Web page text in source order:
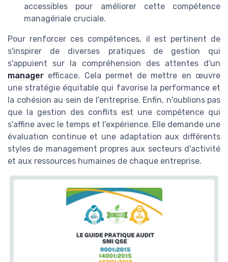
accessibles pour améliorer cette compétence
managériale cruciale.
Pour renforcer ces compétences, il est pertinent de
s'inspirer de diverses pratiques de gestion qui
s'appuient sur la compréhension des attentes d'un
manager efficace. Cela permet de mettre en œuvre
une stratégie équitable qui favorise la performance et
la cohésion au sein de l'entreprise. Enfin, n'oublions pas
que la gestion des conflits est une compétence qui
s'affine avec le temps et l'expérience. Elle demande une
évaluation continue et une adaptation aux différents
styles de management propres aux secteurs d'activité
et aux ressources humaines de chaque entreprise.